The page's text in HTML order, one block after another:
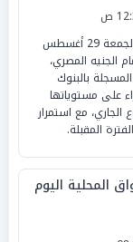
شهد سعر الدولار الأمريكي اليوم الجمعة 29 أغسطس
الجنيه المصري،
بالبنوك
على مستوياتها
الجاري، مع استمرار
المقبلة.
المحلية اليوم